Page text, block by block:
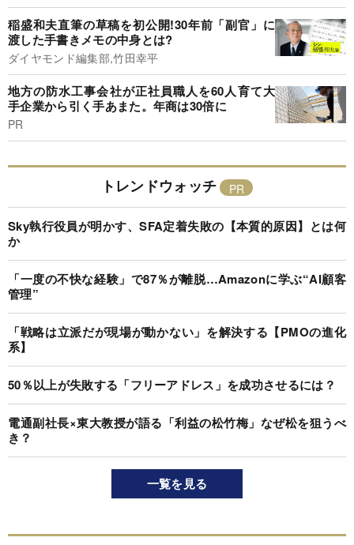
稲盛和夫直筆の草稿を初公開!30年前「副官」に
渡した手書きメモの中身とは?
ダイヤモンド編集部,竹田幸平
地方の防水工事会社が正社員職人を60人育て大
手企業から引く手あまた。年商は30倍に
PR
トレンドウォッチ
Sky執行役員が明かす、SFA定着失敗の【本質的原因】とは何
か
「一度の不快な経験」で87％が離脱…Amazonに学ぶ“AI顧客
管理”
「戦略は立派だが現場が動かない」を解決する【PMOの進化
系】
50％以上が失敗する「フリーアドレス」を成功させるには？
電通副社長×東大教授が語る「利益の松竹梅」なぜ松を狙うべ
き？
一覧を見る